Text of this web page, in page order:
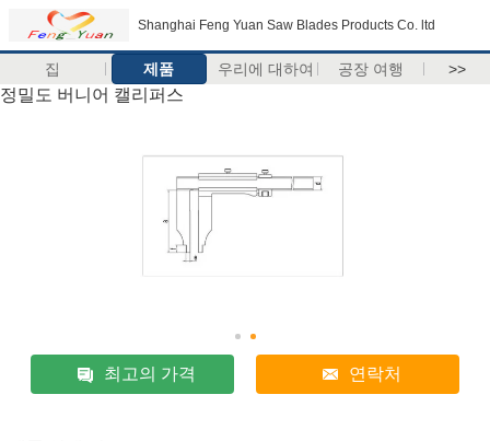
Shanghai Feng Yuan Saw Blades Products Co. ltd
집 제품 우리에 대하여 공장 여행 >>
정밀도 버니어 캘리퍼스
최고의 가격 연락처